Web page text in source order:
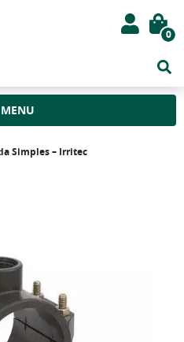
0
MENU
Simples – Irritec